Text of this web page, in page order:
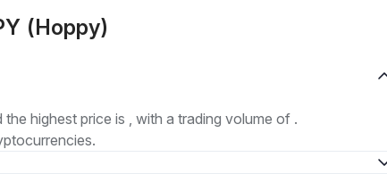
(Hoppy)
highest price is , with a trading volume of .